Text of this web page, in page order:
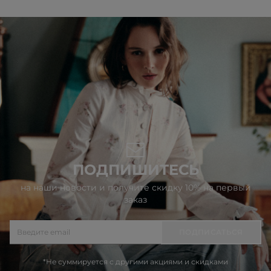
ПОДПИШИТЕСЬ
на наши новости и получите скидку 10% на первый
заказ
*Не суммируется с другими акциями и скидками